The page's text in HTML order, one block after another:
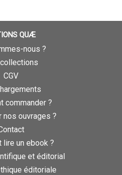
QUÆ
nous ?
CGV
commander ?
nos ouvrages ?
lire un ebook ?
et éditorial
éditoriale